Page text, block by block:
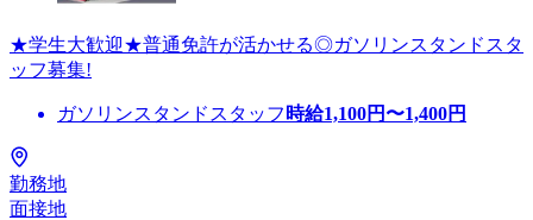
★学生大歓迎★普通免許が活かせる◎ガソリンスタンドスタ
ッフ募集!
ガソリンスタンドスタッフ 時給1,100円〜1,400円
勤務地
面接地